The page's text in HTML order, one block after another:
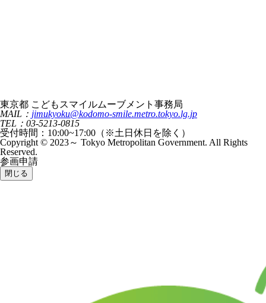
東京都 こどもスマイルムーブメント事務局
MAIL： jimukyoku@kodomo-smile.metro.tokyo.lg.jp
TEL：03-5213-0815
受付時間：10:00~17:00（※土日休日を除く）
Copyright © 2023～ Tokyo Metropolitan Government. All Rights
Reserved.
参画申請
閉じる